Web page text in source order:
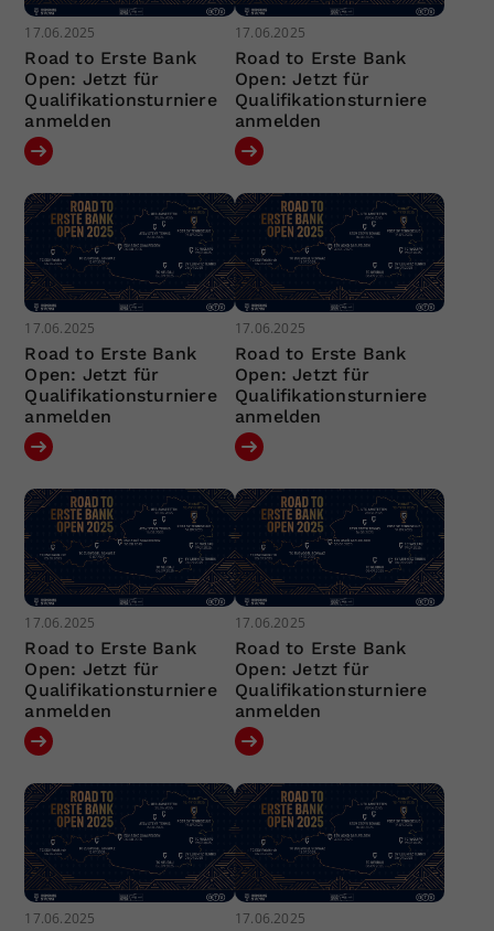
17.06.2025
Road to Erste Bank
Open: Jetzt für
Qualifikationsturniere
anmelden
17.06.2025
Road to Erste Bank
Open: Jetzt für
Qualifikationsturniere
anmelden
17.06.2025
Road to Erste Bank
Open: Jetzt für
Qualifikationsturniere
anmelden
17.06.2025
Road to Erste Bank
Open: Jetzt für
Qualifikationsturniere
anmelden
17.06.2025
Road to Erste Bank
Open: Jetzt für
Qualifikationsturniere
anmelden
17.06.2025
Road to Erste Bank
Open: Jetzt für
Qualifikationsturniere
anmelden
17.06.2025 17.06.2025